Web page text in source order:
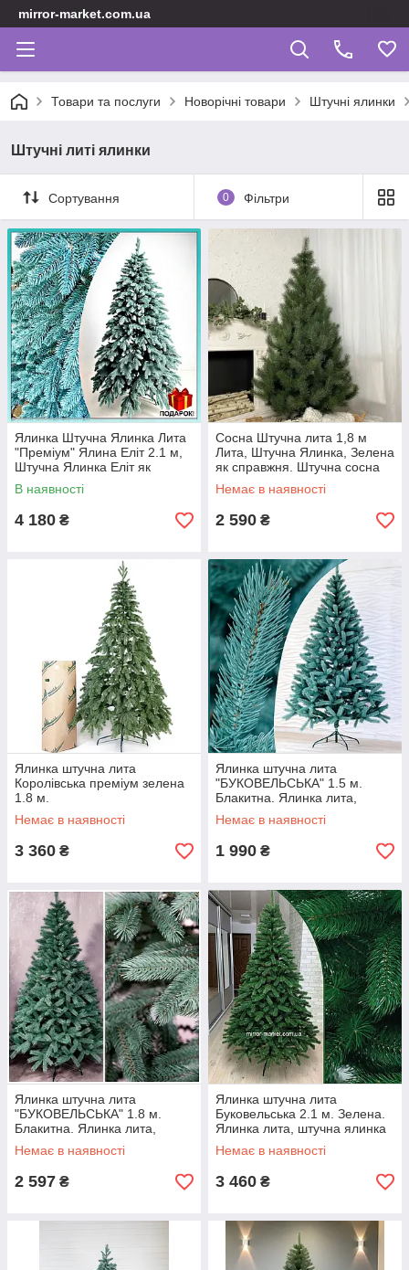
mirror-market.com.ua
Товари та послуги Новорічні товари Штучні ялинки
Штучні литі ялинки
Сортування 0 Фільтри
Ялинка Штучна Ялинка Лита
"Преміум" Ялина Еліт 2.1 м,
Штучна Ялинка Еліт як
справжня
В наявності
4 180 ₴
Сосна Штучна лита 1,8 м
Лита, Штучна Ялинка, Зелена
як справжня. Штучна сосна
лита.
Немає в наявності
2 590 ₴
Ялинка штучна лита
Королівська преміум зелена
1.8 м.
Немає в наявності
3 360 ₴
Ялинка штучна лита
"БУКОВЕЛЬСЬКА" 1.5 м.
Блакитна. Ялинка лита,
штучна ялинка( як справжня
преміум)
Немає в наявності
1 990 ₴
Ялинка штучна лита
"БУКОВЕЛЬСЬКА" 1.8 м.
Блакитна. Ялинка лита,
штучна ялинка( як справжня
преміум)
Немає в наявності
2 597 ₴
Ялинка штучна лита
Буковельська 2.1 м. Зелена.
Ялинка лита, штучна ялинка
Немає в наявності
3 460 ₴